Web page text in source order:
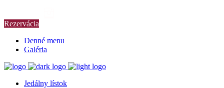
Rezervácia
Denné menu
Galéria
Jedálny lístok